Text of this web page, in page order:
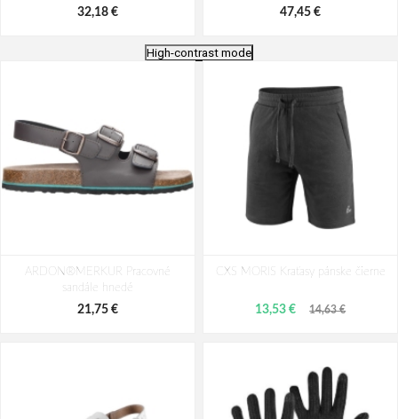
32,18 € 47,45 €
28,49 €
sandále
High-contrast mode
ARDON®MERKUR Pracovné
sandále hnedé
21,75 €
CXS MORIS Kraťasy pánske čierne
13,53 € 14,63 €